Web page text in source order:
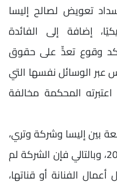
تعويض لصالح إليسا
أمريكيًا، إضافة إلى الفائدة
أكد وقوع تعدٍّ على حقوق
عبر الوسائل نفسها التي
المحكمة مخالفة
بين إليسا وشركة وتري،
انتهت رسميًا في 12 أغسطس 2023، وبالتالي فإن الشركة لم
الفنانة أو قناتها،